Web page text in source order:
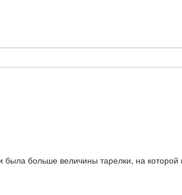
больше величины тарелки, на